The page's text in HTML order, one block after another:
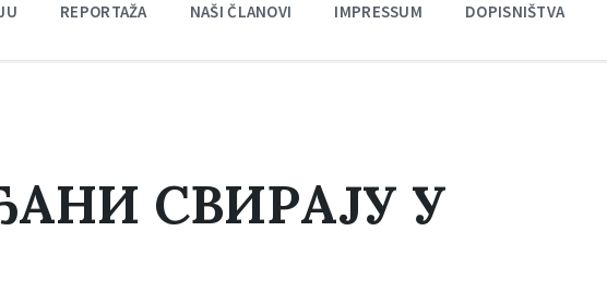
REPORTAŽA NAŠI ČLANOVI IMPRESSUM DOPISNIŠTVA
СВИРАЈУ У